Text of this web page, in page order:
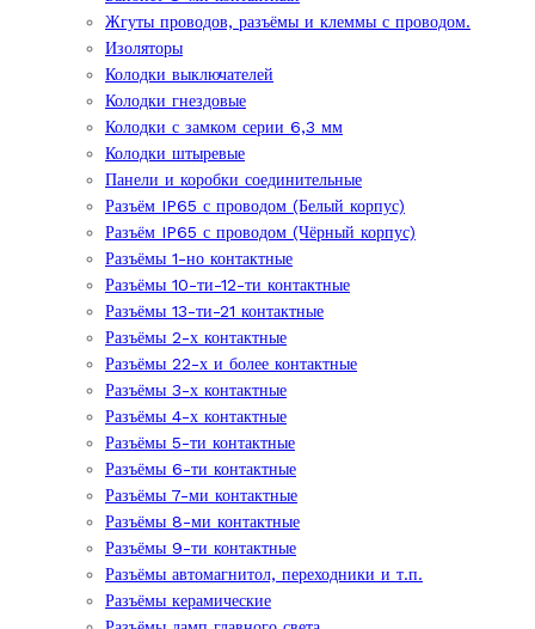
Жгуты проводов, разъёмы и клеммы с проводом.
Изоляторы
Колодки выключателей
Колодки гнездовые
Колодки с замком серии 6,3 мм
Колодки штыревые
Панели и коробки соединительные
Разъём IP65 с проводом (Белый корпус)
Разъём IP65 с проводом (Чёрный корпус)
Разъёмы 1-но контактные
Разъёмы 10-ти-12-ти контактные
Разъёмы 13-ти-21 контактные
Разъёмы 2-х контактные
Разъёмы 22-х и более контактные
Разъёмы 3-х контактные
Разъёмы 4-х контактные
Разъёмы 5-ти контактные
Разъёмы 6-ти контактные
Разъёмы 7-ми контактные
Разъёмы 8-ми контактные
Разъёмы 9-ти контактные
Разъёмы автомагнитол, переходники и т.п.
Разъёмы керамические